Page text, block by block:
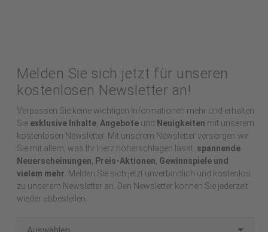
Melden Sie sich jetzt für unseren
kostenlosen Newsletter an!
Verpassen Sie keine wichtigen Informationen mehr und erhalten
Sie exklusive Inhalte Angebote und Neuigkeiten mit unserem
kostenlosen Newsletter. Mit unserem Newsletter versorgen wir
Sie mit allem, was Ihr Herz höherschlagen lässt: spannende
Neuerscheinungen
Preis-Aktionen Gewinnspiele und
vielem mehr . Melden Sie sich jetzt unverbindlich und kostenlos
zu unserem Newsletter an. Den Newsletter können Sie jederzeit
wieder abbestellen.